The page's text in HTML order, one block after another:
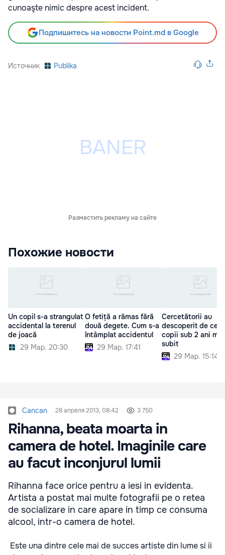
cunoaşte nimic despre acest incident.
Подпишитесь на новости Point.md в Google
Источник Publika
Разместить рекламу на сайте
Похожие новости
Un copil s-a strangulat
accidental la terenul
de joacă
29 Мар. 20:30
O fetiță a rămas fără
două degete. Cum s-a
întâmplat accidentul
29 Мар. 17:41
Cercetătorii au
descoperit de ce
copii sub 2 ani mor
subit
29 Мар. 15:14
Cancan 28 апреля 2013, 08:42 3 750
Rihanna, beata moarta in
camera de hotel. Imaginile care
au facut inconjurul lumii
Rihanna face orice pentru a iesi in evidenta.
Artista a postat mai multe fotografii pe o retea
de socializare in care apare in timp ce consuma
alcool, intr-o camera de hotel.
Este una dintre cele mai de succes artiste din lume si ii